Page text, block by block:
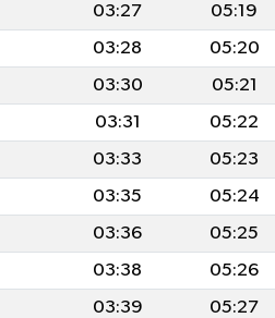
03:27 05:19
03:28 05:20
03:30 05:21
03:31 05:22
03:33 05:23
03:35 05:24
03:36 05:25
03:38 05:26
03:39 05:27